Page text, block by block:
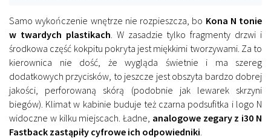
Samo wykończenie wnętrze nie rozpieszcza, bo Kona N tonie
w twardych plastikach. W zasadzie tylko fragmenty drzwi i
środkowa część kokpitu pokryta jest miękkimi tworzywami. Za to
kierownica nie dość, że wygląda świetnie i ma szereg
dodatkowych przycisków, to jeszcze jest obszyta bardzo dobrej
jakości, perforowaną skórą (podobnie jak lewarek skrzyni
biegów). Klimat w kabinie buduje też czarna podsufitka i logo N
widoczne w kilku miejscach. Ładne, analogowe zegary z i30 N
Fastback zastąpiły cyfrowe ich odpowiedniki.